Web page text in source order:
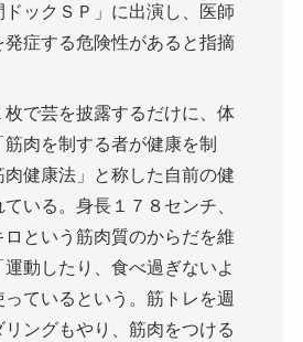
ックＳＰ」に出演し、医師
症する危険性があると指摘
で芸を披露するだけに、体
肉を制する者が健康を制
健康法」と称した自前の健
いる。身長１７８センチ、
という筋肉質のからだを維
動したり、食べ過ぎないよ
っているという。筋トレを週
リングもやり、筋肉をつける